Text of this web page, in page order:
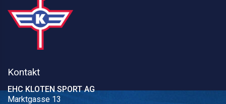
Kontakt
EHC KLOTEN SPORT AG
Marktgasse 13